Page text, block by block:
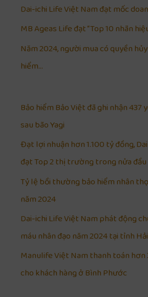
Dai-ichi Life Việt Nam đạt mốc
MB Ageas Life đạt “Top 10 nhãn
Năm 2024, người mua có quyền
hiểm…
Bảo hiểm Bảo Việt đã ghi nhận
sau bão Yagi
Đạt lợi nhuận hơn 1.100 tỷ đồng,
đạt Top 2 thị trường trong nửa
Tỷ lệ bồi thường bảo hiểm nhân
năm 2024
Dai-ichi Life Việt Nam phát động
máu nhân đạo năm 2024 tại tỉnh
Manulife Việt Nam thanh toán
cho khách hàng ở Bình Phước